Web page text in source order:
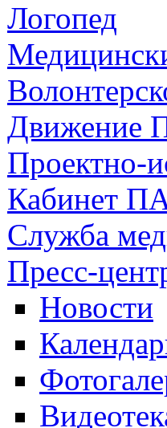
Логопед
Движение
Проектно-
Кабинет
Служба
Пресс-
Новости